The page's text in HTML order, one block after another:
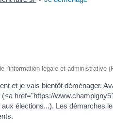
l'information légale et administrative
et je vais bientôt déménager.
href="https://
élections...). Les démarches